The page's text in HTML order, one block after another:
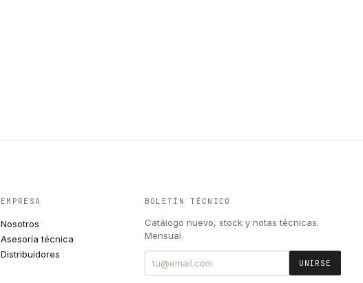
EMPRESA
Nosotros
Asesoría técnica
Distribuidores
BOLETÍN TÉCNICO
Catálogo nuevo, stock y notas técnicas.
Mensual.
UNIRSE